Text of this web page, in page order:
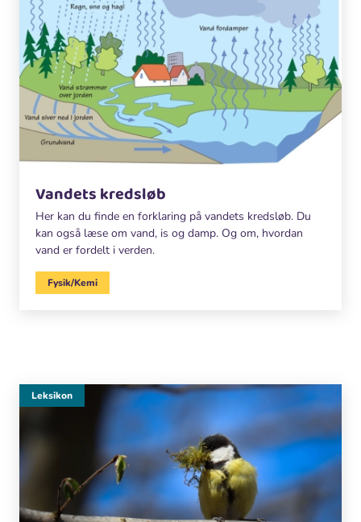
Vandets kredsløb
Her kan du finde en forklaring på vandets kredsløb. Du
kan også læse om vand, is og damp. Og om, hvordan
vand er fordelt i verden.
Fysik/Kemi
Leksikon